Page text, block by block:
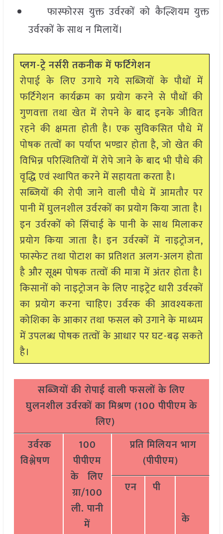
फास्फोरस युक्त उर्वरकों को कैल्शियम युक्त
उर्वरकों के साथ न मिलायें।
प्लग-ट्रे नर्सरी तकनीक में फर्टिगेशन
रोपाई के लिए उगाये गये सब्जियों के पौधों में
फर्टिगेशन कार्यक्रम का प्रयोग करने से पौधों की
गुणवत्ता तथा खेत में रोपने के बाद इनके जीवित
रहने की क्षमता होती है। एक सुविकसित पौधे में
पोषक तत्वों का पर्याप्त भण्डार होता है, जो खेत की
विभिन्न परिस्थितियों में रोपे जाने के बाद भी पौधे की
वृद्धि एवं स्थापित करने में सहायता करता है।
सब्जियों की रोपी जाने वाली पौधे में आमतौर पर
पानी में घुलनशील उर्वरकों का प्रयोग किया जाता है।
इन उर्वरकों को सिंचाई के पानी के साथ मिलाकर
प्रयोग किया जाता है। इन उर्वरकों में नाइट्रोजन,
फास्फेट तथा पोटाश का प्रतिशत अलग-अलग होता
है और सूक्ष्म पोषक तत्वों की मात्रा में अंतर होता है।
किसानों को नाइट्रोजन के लिए नाइट्रेट धारी उर्वरकों
का प्रयोग करना चाहिए। उर्वरक की आवश्यकता
कोशिका के आकार तथा फसल को उगाने के माध्यम
में उपलब्ध पोषक तत्वों के आधार पर घट-बढ़ सकते
है।
सब्जियों की रोपाई वाली फसलों के लिए
घुलनशील उर्वरकों का मिश्रण (100 पीपीएम के
लिए)
उर्वरक
विश्लेषण
100
पीपीएम
के लिए
ग्रा/100
ली. पानी
में
प्रति मिलियन भाग
(पीपीएम)
एन
पी
के